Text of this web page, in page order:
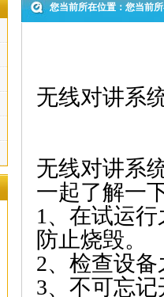
您当前所在位置：您当前
无线对讲系
无线对讲系
一起了解一
1、在试运
防止烧毁。
2、检查设
3、不可忘